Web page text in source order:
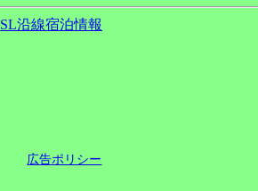
SL沿線宿泊情報
広告ポリシー